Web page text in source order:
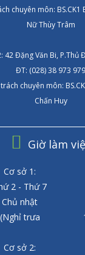
chuyên môn: BS.CK1
Nữ Thùy Trâm
42 Đặng Văn Bi, P.Thủ
ĐT: (028) 38 973 979
chuyên môn:
Chấn Huy
Giờ làm
Cơ sở 1:
2 - Thứ 7
Chủ nhật
(Nghỉ trưa
Cơ sở 2: